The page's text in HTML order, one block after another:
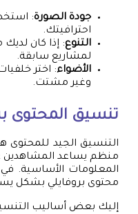
جودة الصورة:
احترافيتك.
التنوع: إذا كان
لمشاريع سابقة.
الأضواء: اختر
وغير مشتت.
تنسيق المحتوى
التنسيق الجيد للمحتوى
منظم يساعد المشاهدين
المعلومات الأساسية.
محتوى بروفايلي بشكل
إليك بعض أساليب